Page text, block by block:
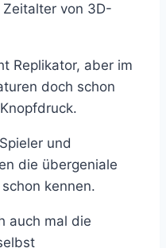
von 3D-
Replikator, aber im
doch schon
und
die übergeniale
kennen.
auch mal die